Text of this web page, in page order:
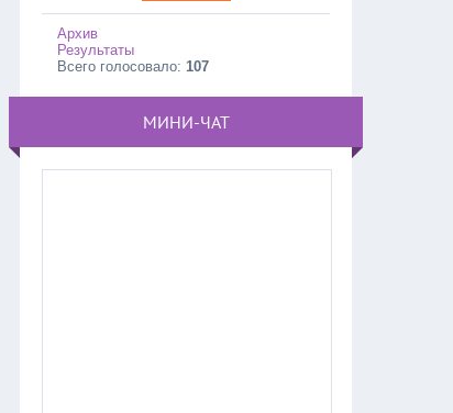
Архив
Результаты
Всего голосовало: 107
МИНИ-ЧАТ